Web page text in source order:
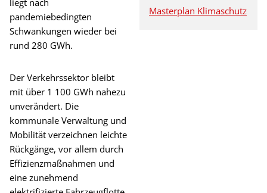
liegt nach
pandemiebedingten
Schwankungen wieder bei
rund 280 GWh.
Der Verkehrssektor bleibt
mit über 1 100 GWh nahezu
unverändert. Die
kommunale Verwaltung und
Mobilität verzeichnen leichte
Rückgänge, vor allem durch
Effizienzmaßnahmen und
eine zunehmend
Masterplan Klimaschutz